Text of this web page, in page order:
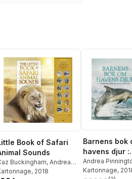
Book of Safari
Sounds
Buckingham, Andrea
, 2018
Barnens bok
havens djur :
fantastiska
bilder och
Andrea
Buckingham
Kartonnage,